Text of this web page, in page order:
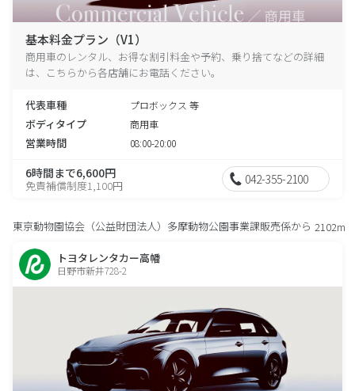
基本料金プラン（V1）
商用車のレンタル、お得な割引料金や予約、乗り捨てなどの詳細
は、こちらから各店舗にお電話ください。
代表車種 プロボックス 等
ボディタイプ 商用車
営業時間 08:00-20:00
6時間まで6,600円
免責補償制度1,100円 042-355-2100
東京動物園協会（公益財団法人）多摩動物公園事業課販売係から 2102m
トヨタレンタカー高幡
日野市新井728-2